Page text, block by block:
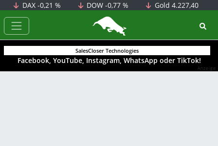
DAX -0,21 % DOW-0,77 % Gold 4.227,40
BörsenNEWS.de
SalesCloser Technologies
Facebook, YouTube, Instagram, WhatsApp oder TikTok!
Anzeige